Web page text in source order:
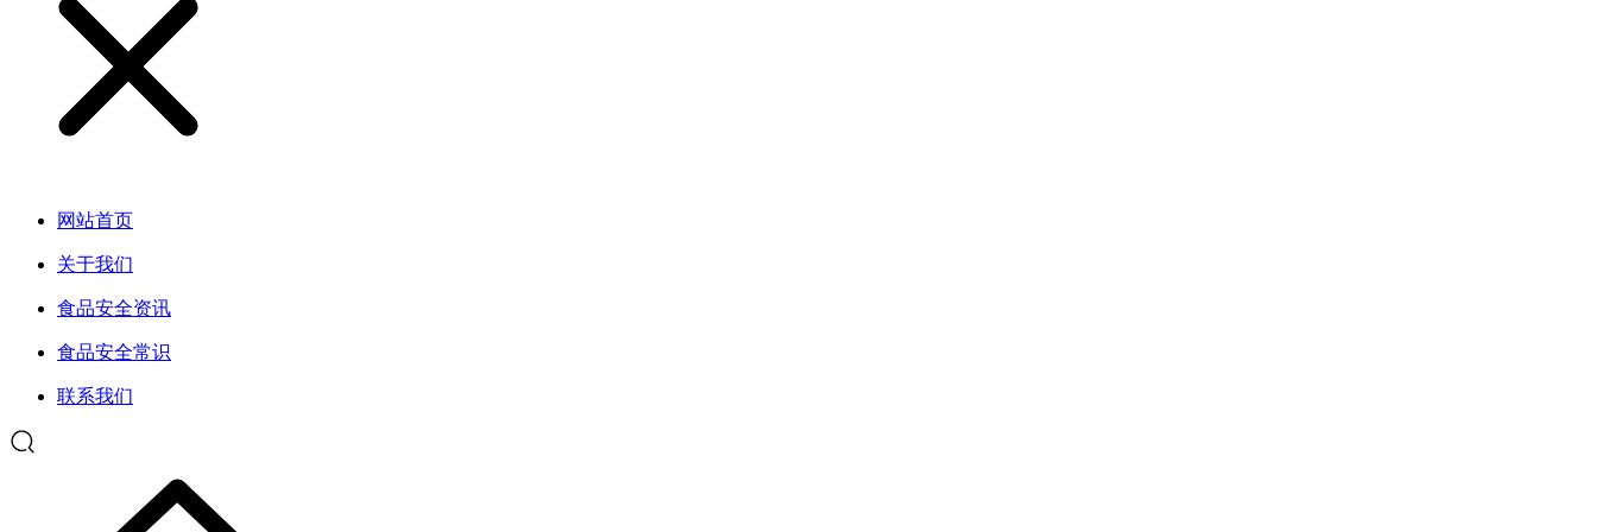
网站首页
关于我们
食品安全资讯
食品安全常识
联系我们